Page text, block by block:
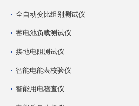
全自动变比组别测试仪
蓄电池负载测试仪
接地电阻测试仪
智能电能表校验仪
智能用电稽查仪